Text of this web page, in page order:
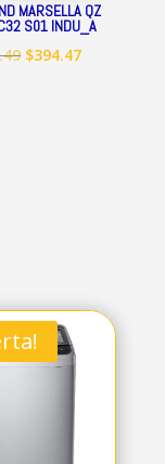
MARSELLA QZ
S01 INDU_A
El
$394.47El